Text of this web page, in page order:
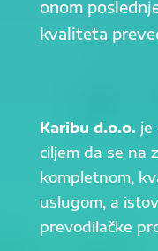
onom
kvaliteta
Karibu d.o.o.je
ciljem da se na
kompletnom,
uslugom, a
prevodilačke